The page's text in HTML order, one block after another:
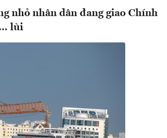
nhỏ nhân dân đang giao Chính
lùi